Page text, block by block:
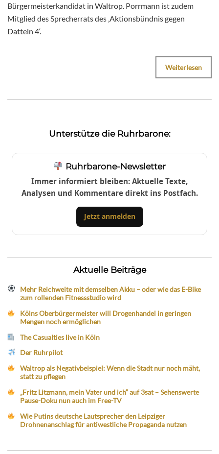
Bürgermeisterkandidat in Waltrop. Porrmann ist zudem
Mitglied des Sprecherrats des ‚Aktionsbündnis gegen
Datteln 4‘.
Weiterlesen
Unterstütze die Ruhrbarone:
Ruhrbarone-Newsletter
Immer informiert bleiben: Aktuelle Texte,
Analysen und Kommentare direkt ins Postfach.
Jetzt anmelden
Aktuelle Beiträge
Mehr Reichweite mit demselben Akku – oder wie das E-Bike
zum rollenden Fitnessstudio wird
Kölns Oberbürgermeister will Drogenhandel in geringen
Mengen noch ermöglichen
The Casualties live in Köln
Der Ruhrpilot
Waltrop als Negativbeispiel: Wenn die Stadt nur noch mäht,
statt zu pflegen
„Fritz Litzmann, mein Vater und ich“ auf 3sat – Sehenswerte
Pause-Doku nun auch im Free-TV
Wie Putins deutsche Lautsprecher den Leipziger
Drohnenanschlag für antiwestliche Propaganda nutzen